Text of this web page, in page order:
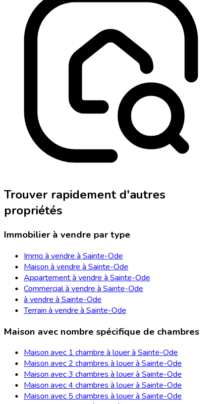
Trouver rapidement d'autres
propriétés
Immobilier à vendre par type
Immo à vendre à Sainte-Ode
Maison à vendre à Sainte-Ode
Appartement à vendre à Sainte-Ode
Commercial à vendre à Sainte-Ode
à vendre à Sainte-Ode
Terrain à vendre à Sainte-Ode
Maison avec nombre spécifique de chambres
Maison avec 1 chambre à louer à Sainte-Ode
Maison avec 2 chambres à louer à Sainte-Ode
Maison avec 3 chambres à louer à Sainte-Ode
Maison avec 4 chambres à louer à Sainte-Ode
Maison avec 5 chambres à louer à Sainte-Ode